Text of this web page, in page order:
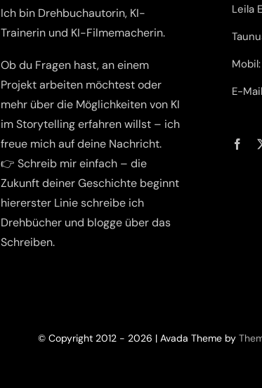
Ich bin Drehbuchautorin, KI-
Trainerin und KI-Filmemacherin.
Ob du Fragen hast, an einem
Projekt arbeiten möchtest oder
mehr über die Möglichkeiten von KI
im Storytelling erfahren willst – ich
freue mich auf deine Nachricht.
👉 Schreib mir einfach – die
Zukunft deiner Geschichte beginnt
hiererster Linie schreibe ich
Drehbücher und blogge über das
Schreiben.
Leila
E-
© Copyright 2012 - 2026 | Avada Theme by